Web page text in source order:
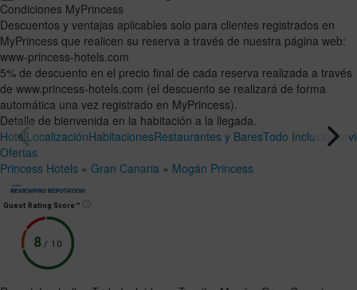
Condiciones MyPrincess
Descuentos y ventajas aplicables solo para clientes registrados en
MyPrincess que realicen su reserva a través de nuestra página web:
www-princess-hotels.com
5% de descuento en el precio final de cada reserva realizada a través
de www.princess-hotels.com (el descuento se realizará de forma
automática una vez registrado en MyPrincess).
Detalle de bienvenida en la habitación a la llegada.
HotelLocalizaciónHabitacionesRestaurantes y BaresTodo Incluido
Ofertas
Princess Hotels » Gran Canaria » Mogán Princess
Guest Rating Score™
8 / 10